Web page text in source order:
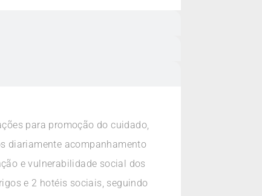
para promoção do cuidado,
diariamente acompanhamento
e vulnerabilidade social dos
e 2 hotéis sociais, seguindo